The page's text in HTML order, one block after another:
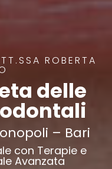
ROBERTA
delle
– Bari
con Terapie e
Avanzata